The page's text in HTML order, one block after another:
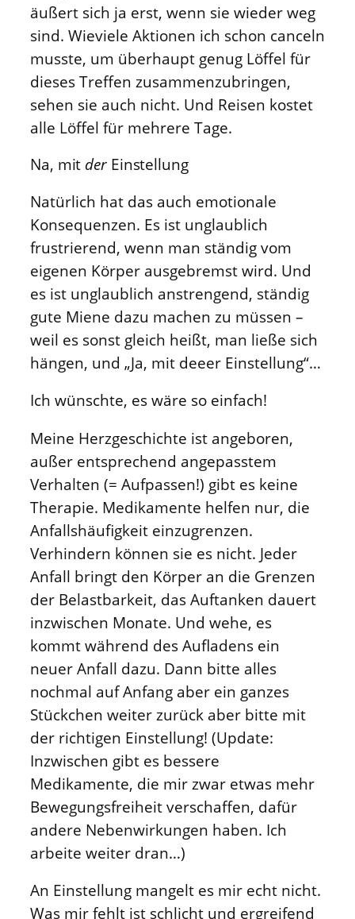
äußert sich ja erst, wenn sie wieder weg
sind. Wieviele Aktionen ich schon canceln
musste, um überhaupt genug Löffel für
dieses Treffen zusammenzubringen,
sehen sie auch nicht. Und Reisen kostet
alle Löffel für mehrere Tage.
Na, mit derEinstellung
Natürlich hat das auch emotionale
Konsequenzen. Es ist unglaublich
frustrierend, wenn man ständig vom
eigenen Körper ausgebremst wird. Und
es ist unglaublich anstrengend, ständig
gute Miene dazu machen zu müssen –
weil es sonst gleich heißt, man ließe sich
hängen, und „Ja, mit deeer Einstellung“…
Ich wünschte, es wäre so einfach!
Meine Herzgeschichte ist angeboren,
außer entsprechend angepasstem
Verhalten (= Aufpassen!) gibt es keine
Therapie. Medikamente helfen nur, die
Anfallshäufigkeit einzugrenzen.
Verhindern können sie es nicht. Jeder
Anfall bringt den Körper an die Grenzen
der Belastbarkeit, das Auftanken dauert
inzwischen Monate. Und wehe, es
kommt während des Aufladens ein
neuer Anfall dazu. Dann bitte alles
nochmal auf Anfang aber ein ganzes
Stückchen weiter zurück aber bitte mit
der richtigen Einstellung! (Update:
Inzwischen gibt es bessere
Medikamente, die mir zwar etwas mehr
Bewegungsfreiheit verschaffen, dafür
andere Nebenwirkungen haben. Ich
arbeite weiter dran…)
An Einstellung mangelt es mir echt nicht.
Was mir fehlt ist schlicht und ergreifend